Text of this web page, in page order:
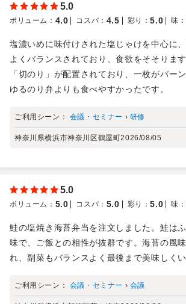
5.0
ボリューム ： 4.0 コスパ ： 4.5 彩り ：5.0 味 ：
塩濃いめに味付けされた塩じゃけを中心に
よくバランスされており、食欲をそそりま
「切のり」が配置されており、一枚がバー
ゆるのり弁よりも食べやすかったです。
ご利用シーン： 会議・セミナー › 研修
神奈川県横浜市神奈川区鶴屋町2026/08/05
5.0
ボリューム ： 5.0 コスパ ： 5.0 彩り ：5.0 味 ：
鮭の塩焼き海苔弁当を注文しました。鮭は
味で、ご飯との相性が抜群です。海苔の風
れ、副菜もバランスよく最後まで美味しくい
ご利用シーン： 会議・セミナー › 会議